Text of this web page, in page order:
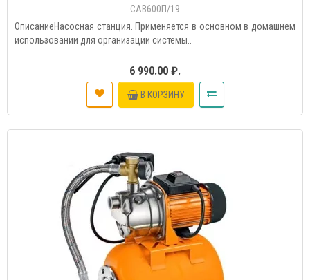
САВ600П/19
ОписаниеНасосная станция. Применяется в основном в домашнем
использовании для организации системы..
6 990.00 ₽.
В КОРЗИНУ